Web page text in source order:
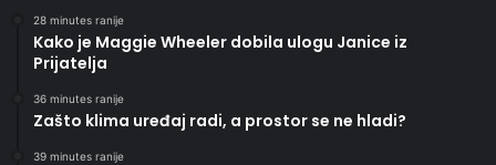
28 minutes ranije
Kako je Maggie Wheeler dobila ulogu Janice iz
Prijatelja
36 minutes ranije
Zašto klima uređaj radi, a prostor se ne hladi?
39 minutes ranije